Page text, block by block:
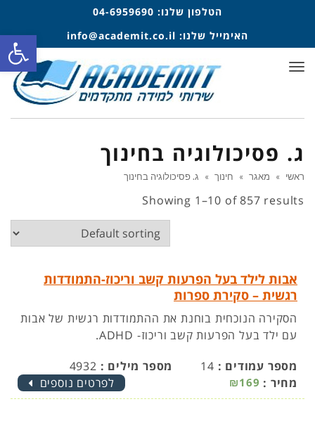
פתח
הטלפון שלנו: 04-6959690
האימייל שלנו: info@academit.co.il
תפריט
ג. פסיכולוגיה בחינוך
ראשי » מאגר » חינוך » ג. פסיכולוגיה בחינוך
Showing 1–10 of 857 results
אבות לילד בעל הפרעות קשב וריכוז-התמודדות
רגשית – סקירת ספרות
הסקירה הנוכחית בוחנת את ההתמודדות רגשית של אבות
עם ילד בעל הפרעות קשב וריכוז- ADHD.
מספר עמודים : 14 מספר מילים : 4932
מחיר : ₪169 לפרטים נוספים